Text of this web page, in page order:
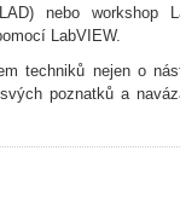
nebo workshop
LabVIEW.
techniků nejen o
poznatků a